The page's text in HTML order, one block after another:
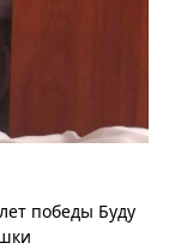
победы Буду